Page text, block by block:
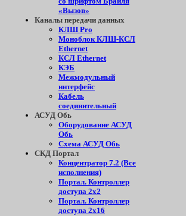
«Вызов»
Каналы передачи данных
КЛШ Pro
Моноблок КЛШ-КСЛ
Ethernet
КСЛ Ethernet
КЭБ
Межмодульный
интерфейс
Кабель
соединительный
АСУД Обь
Оборудование АСУД
Обь
Схема АСУД Обь
СКД Портал
Концентратор 7.2 (Все
исполнения)
Портал. Контроллер
доступа 2х2
Портал. Контроллер
доступа 2х16